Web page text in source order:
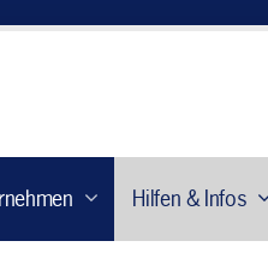
Hilfen & Infos